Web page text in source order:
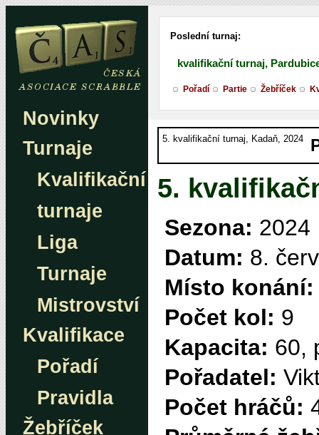
Novinky
Turnaje
Kvalifikační
turnaje
Liga
Turnaje
Mistrovství
Kvalifikace
Pořadí
Pravidla
Žebříček
Poslední turnaj:
kvalifikační turnaj,
Pořadí Partie Žebříček
5. kvalifikační turnaj, Kadaň, 2024
5.
Sezona: 2024
Datum: 8.
Místo konání:
Počet kol: 9
Kapacita: 60,
Pořadatel:
Počet hráčů: